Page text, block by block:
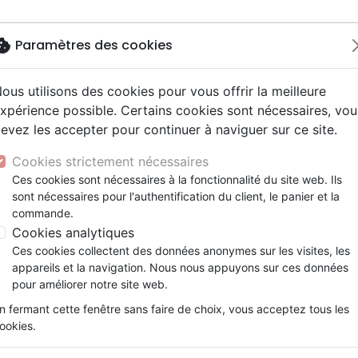
NouveautésBibles
courant / NFC
fondamental
Autres versions
Bibles d'étude
Bibles audio
Bibles gros caractères
Calendriers
autres langues
Livres
adoration
santé +
famille +
Messianique
+
bio
spirituel
Mission, évangélisation
Fin des temps
Personnages de la Bible
Création, évolution
Théâtre, saynettes
Jeunesse
6-9 ans
9-12 ans
jeunes
Enseignement jeunesse
Livres d'activités
Cadeaux Bébé
enfant Recueils et partitions
DVD concert
cultuels
Croix/cadres
Porte clés
Posters
Bloc notes
Calendrier - Parole pour tous - bloc et plaque
Calendrier - Parole pour
Référence
Description Détails du produit
Ce recueil de méditations est proposé
les feuillets jour après jour.
Le culte personnel est toujours présent au
Paramètres des cookies
utilisons des cookies pour vous offrir la meilleure
possible. Certains cookies sont nécessaires,
les accepter pour continuer à naviguer sur ce site.
Cookies strictement nécessaires
Ces cookies sont nécessaires à la fonctionnalité du site web. Ils
sont nécessaires pour l'authentification du client, le panier et la
commande.
Cookies analytiques
Ces cookies collectent des données anonymes sur les visites, les
appareils et la navigation. Nous nous appuyons sur ces données
pour améliorer notre site web.
fermant cette fenêtre sans faire de choix, vous acceptez tous les